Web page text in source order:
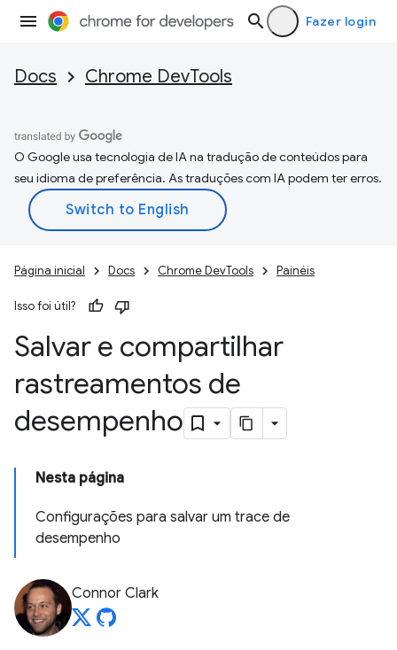
Fazer login
Docs Chrome DevTools
O Google usa tecnologia de IA na tradução de conteúdos para
seu idioma de preferência. As traduções com IA podem ter erros.
Página inicial Docs Chrome DevTools Painéis
Isso foi útil?
Salvar e compartilhar
rastreamentos de
desempenho
Nesta página
Configurações para salvar um trace de
desempenho
Connor Clark